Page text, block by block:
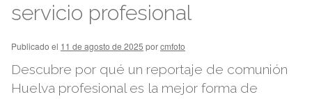
servicio profesional
Publicado el 11 de agosto de 2025 porcmfoto
Descubre por qué un reportaje de comunión
Huelva profesional es la mejor forma de